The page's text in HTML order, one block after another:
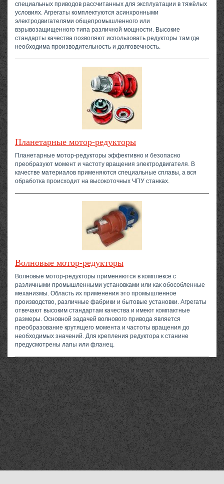
специальных приводов рассчитанных для эксплуатации в тяжёлых
условиях. Агрегаты комплектуются асинхронными
электродвигателями общепромышленного или
взрывозащищенного типа различной мощности. Высокие
стандарты качества позволяют использовать редукторы там где
необходима производительность и долговечность.
Планетарные мотор-редукторы
Планетарные мотор-редукторы эффективно и безопасно
преобразуют момент и частоту вращения электродвигателя. В
качестве материалов применяются специальные сплавы, а вся
обработка происходит на высокоточных ЧПУ станках.
Волновые мотор-редукторы
Волновые мотор-редукторы применяются в комплексе с
различными промышленными установками или как обособленные
механизмы. Область их применения это промышленное
производство, различные фабрики и бытовые установки. Агрегаты
отвечают высоким стандартам качества и имеют компактные
размеры. Основной задачей волнового привода является
преобразование крутящего момента и частоты вращения до
необходимых значений. Для крепления редуктора к станине
предусмотрены лапы или фланец.